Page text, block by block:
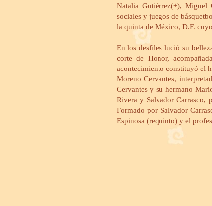
Natalia Gutiérrez(+), Miguel
sociales y juegos de
la quinta de México, D.F.
En los desfiles lució su
corte de Honor,
acontecimiento constituyó el
Moreno Cervantes,
Cervantes y su hermano
Rivera y Salvador Carrasco,
Formado por Salvador
Espinosa (requinto) y el